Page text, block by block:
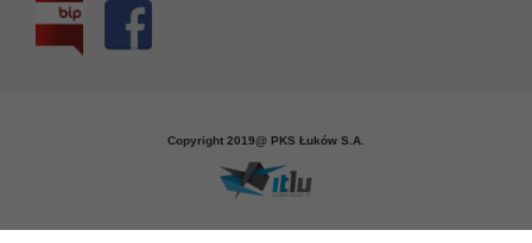
Copyright 2019@ PKS Łuków S.A.